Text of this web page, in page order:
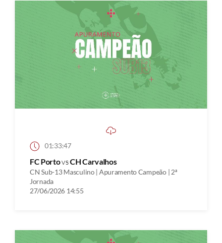
01:33:47
FC PortovsCH Carvalhos
CN Sub-13 Masculino | Apuramento Campeão | 2ª
Jornada
27/06/2026 14:55